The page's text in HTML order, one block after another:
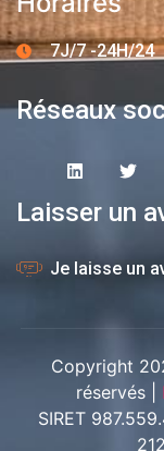
7J/7 -24H/24
Réseaux
Laisser un
Je laisse un
Copyright
réservés |
SIRET